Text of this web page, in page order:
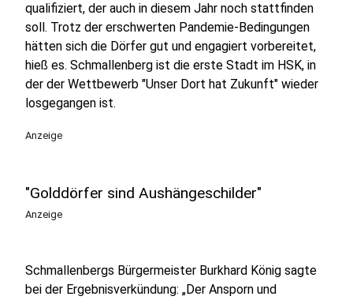
qualifiziert, der auch in diesem Jahr noch stattfinden
soll. Trotz der erschwerten Pandemie-Bedingungen
hätten sich die Dörfer gut und engagiert vorbereitet,
hieß es. Schmallenberg ist die erste Stadt im HSK, in
der der Wettbewerb "Unser Dort hat Zukunft" wieder
losgegangen ist.
Anzeige
"Golddörfer sind Aushängeschilder"
Anzeige
Schmallenbergs Bürgermeister Burkhard König sagte
bei der Ergebnisverkündung: „Der Ansporn und